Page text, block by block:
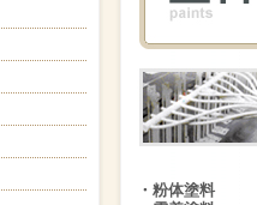
・粉体塗料